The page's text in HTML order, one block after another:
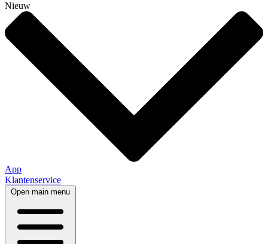
Nieuw
App
Klantenservice
Open main menu